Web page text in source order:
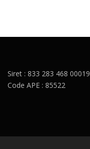
Siret : 833 283 468 00019
Code APE : 85522